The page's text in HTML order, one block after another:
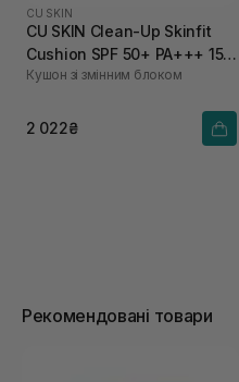
CU SKIN
CU SKIN Clean-Up Skinfit
Cushion SPF 50+ PA+++ 15 г
+ 15 г 21 тон
Кушон зі змінним блоком
2 022₴
Рекомендовані товари